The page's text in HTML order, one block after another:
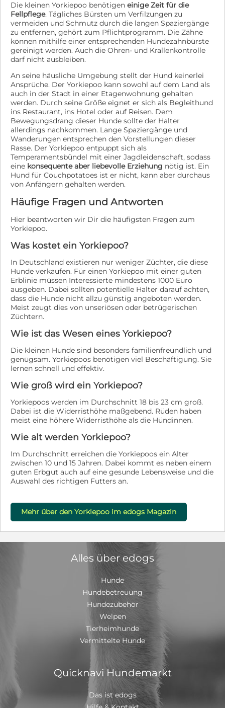
Die kleinen Yorkiepoo benötigen einige Zeit für die
Fellpflege. Tägliches Bürsten um Verfilzungen zu
vermeiden und Schmutz durch die langen Spaziergänge
zu entfernen, gehört zum Pflichtprogramm. Die Zähne
können mithilfe einer entsprechenden Hundezahnbürste
gereinigt werden. Auch die Ohren- und Krallenkontrolle
darf nicht ausbleiben.
An seine häusliche Umgebung stellt der Hund keinerlei
Ansprüche. Der Yorkiepoo kann sowohl auf dem Land als
auch in der Stadt in einer Etagenwohnung gehalten
werden. Durch seine Größe eignet er sich als Begleithund
ins Restaurant, ins Hotel oder auf Reisen. Dem
Bewegungsdrang dieser Hunde sollte der Halter
allerdings nachkommen. Lange Spaziergänge und
Wanderungen entsprechen den Vorstellungen dieser
Rasse. Der Yorkiepoo entpuppt sich als
Temperamentsbündel mit einer Jagdleidenschaft, sodass
eine konsequente aber liebevolle Erziehung nötig ist. Ein
Hund für Couchpotatoes ist er nicht, kann aber durchaus
von Anfängern gehalten werden.
Häufige Fragen und Antworten
Hier beantworten wir Dir die häufigsten Fragen zum
Yorkiepoo.
Was kostet ein Yorkiepoo?
In Deutschland existieren nur weniger Züchter, die diese
Hunde verkaufen. Für einen Yorkiepoo mit einer guten
Erblinie müssen Interessierte mindestens 1000 Euro
ausgeben. Dabei sollten potentielle Halter darauf achten,
dass die Hunde nicht allzu günstig angeboten werden.
Meist zeugt dies von unseriösen oder betrügerischen
Züchtern.
Wie ist das Wesen eines Yorkiepoo?
Die kleinen Hunde sind besonders familienfreundlich und
genügsam. Yorkiepoos benötigen viel Beschäftigung. Sie
lernen schnell und effektiv.
Wie groß wird ein Yorkiepoo?
Yorkiepoos werden im Durchschnitt 18 bis 23 cm groß.
Dabei ist die Widerristhöhe maßgebend. Rüden haben
meist eine höhere Widerristhöhe als die Hündinnen.
Wie alt werden Yorkiepoo?
Im Durchschnitt erreichen die Yorkiepoos ein Alter
zwischen 10 und 15 Jahren. Dabei kommt es neben einem
guten Erbgut auch auf eine gesunde Lebensweise und die
Auswahl des richtigen Futters an.
Mehr über den Yorkiepoo im edogs Magazin
Alles über edogs
Hunde
Hundebetreuung
Hundezubehör
Welpen
Tierheimhunde
Vermittelte Hunde
Quicknavi Hundemarkt
Das ist edogs